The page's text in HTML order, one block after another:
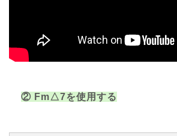
② Fm△7を使用する